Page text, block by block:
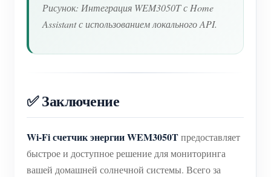
Рисунок: Интеграция WEM3050T с Home
Assistant с использованием локального API.
✅ Заключение
Wi-Fi счетчик энергии WEM3050Tпредоставляет
быстрое и доступное решение для мониторинга
вашей домашней солнечной системы. Всего за